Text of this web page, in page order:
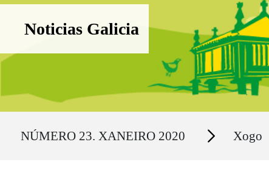
Boletín Noticias Galicia
Noticias Galicia
NÚMERO 23. XANEIRO 2020 Secciones Xogo